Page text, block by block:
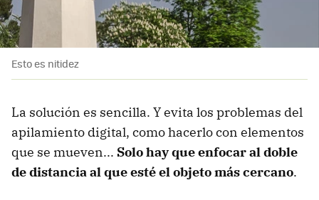
Esto es nitidez
La solución es sencilla. Y evita los problemas del
apilamiento digital, como hacerlo con elementos
que se mueven... Solo hay que enfocar al doble
de distancia al que esté el objeto más cercano.